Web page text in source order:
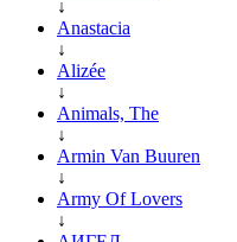
↓
Anastacia
↓
Alizée
↓
Animals, The
↓
Armin Van Buuren
↓
Army Of Lovers
↓